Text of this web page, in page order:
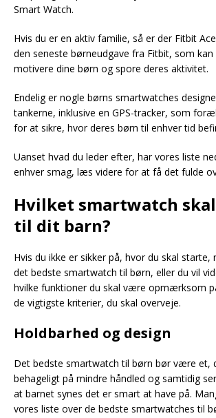
Smart Watch.
Hvis du er en aktiv familie, så er der Fitbit
den seneste børneudgave fra Fitbit, som
motivere dine børn og spore deres aktivitet.
Endelig er nogle børns smartwatches
tankerne, inklusive en GPS-tracker, som
for at sikre, hvor deres børn til enhver tid
Uanset hvad du leder efter, har vores liste
enhver smag, læs videre for at få det fulde
Hvilket smartwatch
til dit barn?
Hvis du ikke er sikker på, hvor du skal starte,
det bedste smartwatch til børn, eller du vil
hvilke funktioner du skal være opmærksom
de vigtigste kriterier, du skal overveje.
Holdbarhed og design
Det bedste smartwatch til børn bør være et,
behageligt på mindre håndled og samtidig
at barnet synes det er smart at have på.
vores liste over de bedste smartwatches til